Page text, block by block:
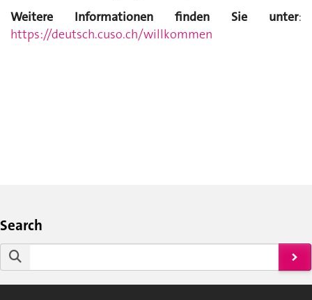
Weitere Informationen finden Sie unter:
https://deutsch.cuso.ch/willkommen
Search